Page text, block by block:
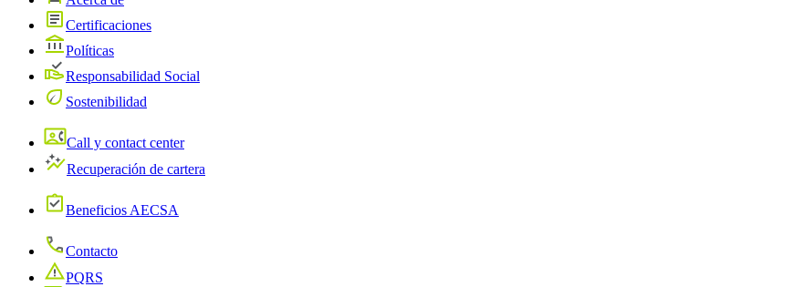
Certificaciones
Políticas
Responsabilidad Social
Sostenibilidad
Call y contact center
Recuperación de cartera
Beneficios AECSA
Contacto
PQRS